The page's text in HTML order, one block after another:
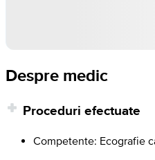
Despre medic
Proceduri efectuate
Competente: Ecografie